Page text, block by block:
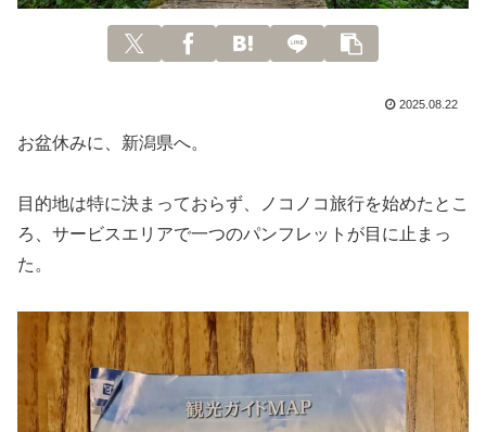
2025.08.22
お盆休みに、新潟県へ。
目的地は特に決まっておらず、ノコノコ旅行を始めたとこ
ろ、サービスエリアで一つのパンフレットが目に止まっ
た。